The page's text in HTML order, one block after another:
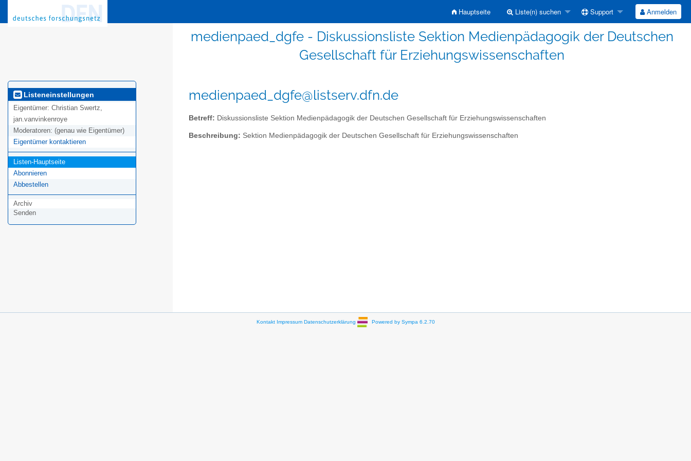
Hauptseite Liste(n) suchen Support Anmelden
medienpaed_dgfe - Diskussionsliste Sektion Medienpädagogik der Deutschen
Gesellschaft für Erziehungswissenschaften
Listeneinstellungen
Eigentümer: Christian Swertz,
jan.vanvinkenroye
Moderatoren: (genau wie Eigentümer)
Eigentümer kontaktieren
Listen-Hauptseite
Abonnieren
Abbestellen
Archiv
Senden
medienpaed_dgfe@listserv.dfn.de
Betreff: Diskussionsliste Sektion Medienpädagogik der Deutschen Gesellschaft für Erziehungswissenschaften
Beschreibung: Sektion Medienpädagogik der Deutschen Gesellschaft für Erziehungswissenschaften
Kontakt Impressum Datenschutzerklärung Powered by Sympa 6.2.70